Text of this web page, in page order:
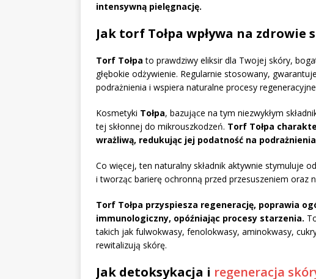
intensywną pielęgnację.
Jak torf Tołpa wpływa na zdrowie
Torf Tołpa to prawdziwy eliksir dla Twojej skóry,
głębokie odżywienie. Regularnie stosowany,
podrażnienia i wspiera naturalne procesy
Kosmetyki Tołpa, bazujące na tym niezwykłym
tej skłonnej do mikrouszkodzeń. Torf Tołpa
wrażliwą, redukując jej podatność na
Co więcej, ten naturalny składnik aktywnie stymuluje
i tworząc barierę ochronną przed przesuszeniem oraz
Torf Tołpa przyspiesza regenerację, poprawia
immunologiczny, opóźniając procesy starzenia.
takich jak fulwokwasy, fenolokwasy, aminokwasy,
rewitalizują skórę.
Jak detoksykacja i regeneracja